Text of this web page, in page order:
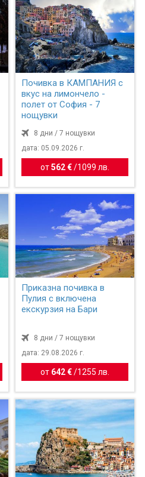
Почивка в КАМПАНИЯ с
вкус на лимончело -
полет от София - 7
нощувки
8 дни / 7 нощувки
дата: 05.09.2026 г.
от562 €/ 1099 лв.
Приказна почивка в
Пулия с включена
екскурзия на Бари
8 дни / 7 нощувки
дата: 29.08.2026 г.
от 642 €/ 1255 лв.